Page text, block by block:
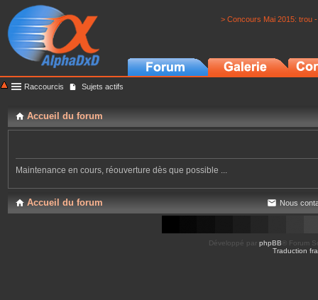
> Concours Mai 2015: trou
Raccourcis Sujets actifs
Accueil du forum
Maintenance en cours, réouverture dès que possible ...
Accueil du forum Nous
Développé par phpBB ® Forum
Traduction